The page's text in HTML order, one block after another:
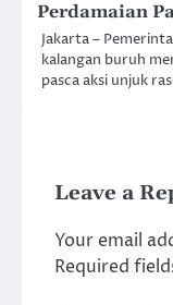
Perdamaian
Jakarta –
kalangan buruh
pasca aksi unjuk
Leave a
Your email
Required